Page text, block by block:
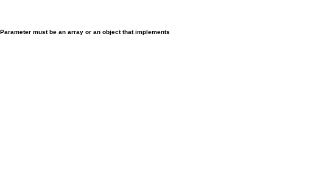
must be an array or an object that implements